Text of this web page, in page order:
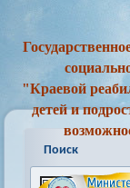
"Краевой
детей и
Поиск